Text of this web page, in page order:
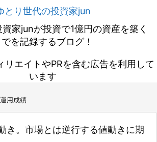
とり世代の投資家jun
家junが投資で1億円の資産を築く
でを記録するブログ！
リエイトやPRを含む広告を利用して
います
用成績
き。市場とは逆行する値動きに期